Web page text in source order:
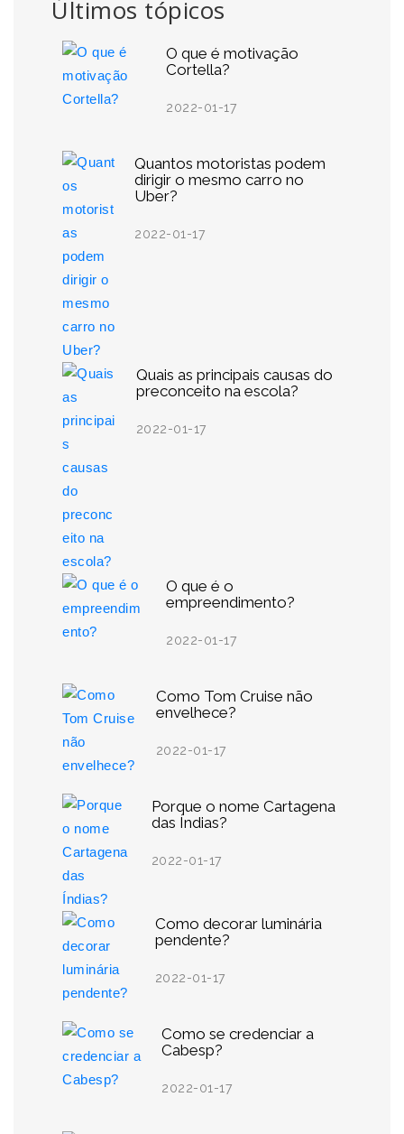
Últimos tópicos
O que é motivação
Cortella?
2022-01-17
Quantos motoristas podem
dirigir o mesmo carro no
Uber?
2022-01-17
Quais as principais causas do
preconceito na escola?
2022-01-17
O que é o
empreendimento?
2022-01-17
Como Tom Cruise não
envelhece?
2022-01-17
Porque o nome Cartagena
das Índias?
2022-01-17
Como decorar luminária
pendente?
2022-01-17
Como se credenciar a
Cabesp?
2022-01-17